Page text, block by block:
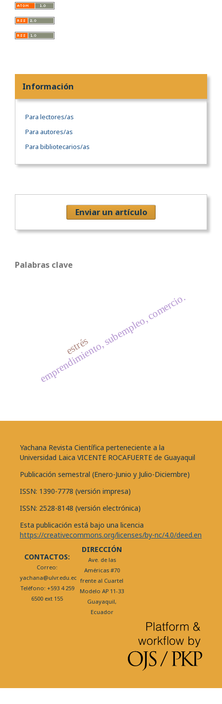
Información
Para lectores/as
Para autores/as
Para bibliotecarios/as
Enviar un artículo
Palabras clave
estrés
emprendimiento, subempleo, comercio.
Yachana Revista Científica perteneciente a la
Universidad Laica VICENTE ROCAFUERTE de Guayaquil
Publicación semestral (Enero-Junio y Julio-Diciembre)
ISSN: 1390-7778 (versión impresa)
ISSN: 2528-8148 (versión electrónica)
Esta publicación está bajo una licencia
https://creativecommons.org/licenses/by-nc/4.0/deed.en
CONTACTOS:
Correo:
yachana@ulvr.edu.ec
Teléfono: +593 4 259
6500 ext 155
DIRECCIÓN
Ave. de las
Américas #70
frente al Cuartel
Modelo AP 11-33
Guayaquil,
Ecuador